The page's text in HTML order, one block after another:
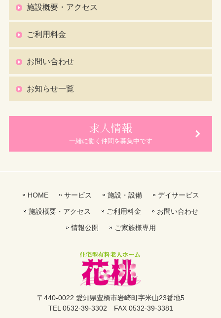
施設概要・アクセス
ご利用料金
お問い合わせ
お知らせ一覧
求人情報
一緒に働く仲間を募集中です
HOME サービス 施設・設備 デイサービス
施設概要・アクセス ご利用料金 お問い合わせ
情報公開 ご家族様専用
〒440-0022 愛知県豊橋市岩崎町字米山23番地5
TEL 0532-39-3302 FAX 0532-39-3381